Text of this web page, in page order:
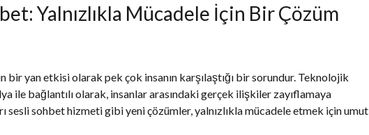
Yalnızlıkla Mücadele İçin Bir Çözüm
bir yan etkisi olarak pek çok insanın karşılaştığı bir sorundur. Teknolojik
ile bağlantılı olarak, insanlar arasındaki gerçek ilişkiler zayıflamaya
sesli sohbet hizmeti gibi yeni çözümler, yalnızlıkla mücadele etmek için umut